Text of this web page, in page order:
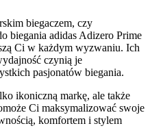
biegaczem, czy
biegania adidas Adizero Prime
Ci w każdym wyzwaniu. Ich
czynią je
pasjonatów biegania.
ikoniczną markę, ale także
Ci maksymalizować swoje
komfortem i stylem